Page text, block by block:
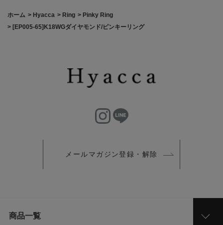
ホーム > Hyacca > Ring > Pinky Ring
> [EP005-65]K18WGダイヤモンド/ピンキーリング
メールマガジン登録・解除
商品一覧